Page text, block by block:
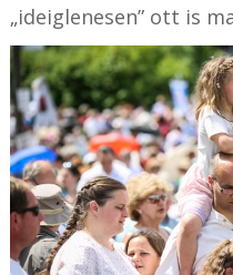
„ideiglenesen” ott is